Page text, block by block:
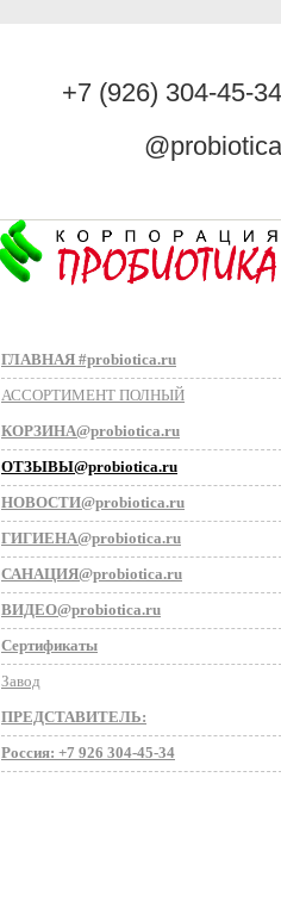
+7 (926) 304-45-34
@probiotica
ГЛАВНАЯ #probiotica.ru
АССОРТИМЕНТ ПОЛНЫЙ
КОРЗИНА@probiotica.ru
ОТЗЫВЫ@probiotica.ru
НОВОСТИ@probiotica.ru
ГИГИЕНА@probiotica.ru
САНАЦИЯ@probiotica.ru
ВИДЕО@probiotica.ru
Сертификаты
Завод
ПРЕДСТАВИТЕЛЬ:
Россия: +7 926 304-45-34